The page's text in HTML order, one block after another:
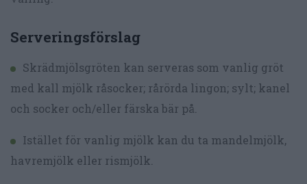
Serveringsförslag
Skrädmjölsgröten kan serveras som vanlig gröt
med kall mjölk råsocker; rårörda lingon; sylt; kanel
och socker och/eller färska bär på.
Istället för vanlig mjölk kan du ta mandelmjölk,
havremjölk eller rismjölk.